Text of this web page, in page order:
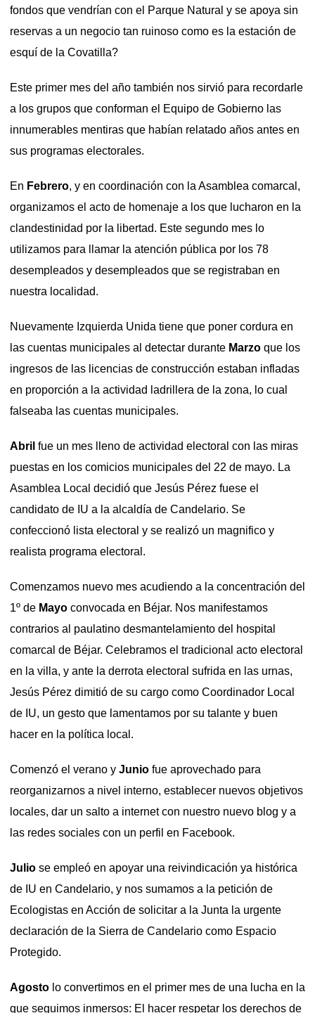
fondos que vendrían con el Parque Natural y se apoya sin
reservas a un negocio tan ruinoso como es la estación de
esquí de la Covatilla?
Este primer mes del año también nos sirvió para recordarle
a los grupos que conforman el Equipo de Gobierno las
innumerables mentiras que habían relatado años antes en
sus programas electorales.
En Febrero, y en coordinación con la Asamblea comarcal,
organizamos el acto de homenaje a los que lucharon en la
clandestinidad por la libertad. Este segundo mes lo
utilizamos para llamar la atención pública por los 78
desempleados y desempleados que se registraban en
nuestra localidad.
Nuevamente Izquierda Unida tiene que poner cordura en
las cuentas municipales al detectar durante Marzo que los
ingresos de las licencias de construcción estaban infladas
en proporción a la actividad ladrillera de la zona, lo cual
falseaba las cuentas municipales.
Abril fue un mes lleno de actividad electoral con las miras
puestas en los comicios municipales del 22 de mayo. La
Asamblea Local decidió que Jesús Pérez fuese el
candidato de IU a la alcaldía de Candelario. Se
confeccionó lista electoral y se realizó un magnifico y
realista programa electoral.
Comenzamos nuevo mes acudiendo a la concentración del
1º de Mayo convocada en Béjar. Nos manifestamos
contrarios al paulatino desmantelamiento del hospital
comarcal de Béjar. Celebramos el tradicional acto electoral
en la villa, y ante la derrota electoral sufrida en las urnas,
Jesús Pérez dimitió de su cargo como Coordinador Local
de IU, un gesto que lamentamos por su talante y buen
hacer en la política local.
Comenzó el verano y Junio fue aprovechado para
reorganizarnos a nivel interno, establecer nuevos objetivos
locales, dar un salto a internet con nuestro nuevo blog y a
las redes sociales con un perfil en Facebook.
Julio se empleó en apoyar una reivindicación ya histórica
de IU en Candelario, y nos sumamos a la petición de
Ecologistas en Acción de solicitar a la Junta la urgente
declaración de la Sierra de Candelario como Espacio
Protegido.
Agosto lo convertimos en el primer mes de una lucha en la
que seguimos inmersos: El hacer respetar los derechos de